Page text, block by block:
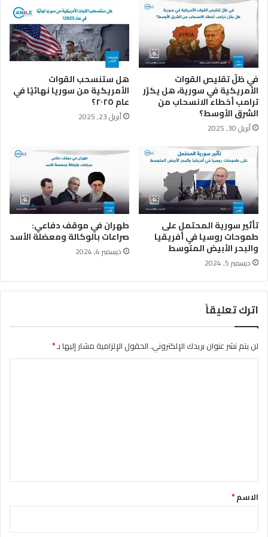
ل
و
ط
ن
ي
ة
ل
ل
ق
ا
ء
ب
ي
ن
ب
و
ت
ي
ن
أ
ر
د
و
غ
ا
ن
ي
و
س
ا
في ظلّ تقليص القوات
الأمريكية في سورية، هل يكرّر
ترامب أخطاء الانسحاب من
الشرق الأوسط؟
أبريل 30, 2025
هل ستنسحب القوات
الأمريكية من سوريا نهائيًا في
عام ٢٠٢٥؟
أبريل 23, 2025
تأثير سورية المحتمل على
طموحات روسيا في أفريقيا
والبحر الأبيض المتوسط
ديسمبر 5, 2024
طهران في موقف دفاعي:
صراعات بالوكالة ومعضلة الأسد
ديسمبر 4, 2024
اترك تعليقاً
لن يتم نشر عنوان بريدك الإلكتروني.الحقول الإلزامية مشار إليها بـ*
*الاسم*